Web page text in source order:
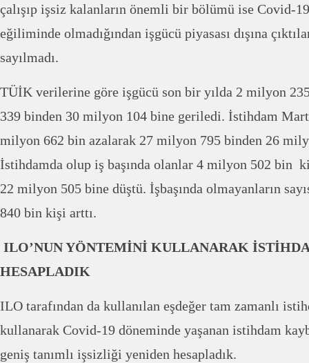
çalışıp işsiz kalanların önemli bir bölümü ise Covid-
eğiliminde olmadığından işgücü piyasası dışına
sayılmadı.
TÜİK verilerine göre işgücü son bir yılda 2 milyon
339 binden 30 milyon 104 bine geriledi. İstihdam Mart
milyon 662 bin azalarak 27 milyon 795 binden 26
İstihdamda olup iş başında olanlar 4 milyon 502 bin
22 milyon 505 bine düştü. İşbaşında olmayanların
840 bin kişi arttı.
ILO’NUN YÖNTEMİNİ KULLANARAK
HESAPLADIK
ILO tarafından da kullanılan eşdeğer tam zamanlı
kullanarak Covid-19 döneminde yaşanan istihdam
geniş tanımlı işsizliği yeniden hesapladık.